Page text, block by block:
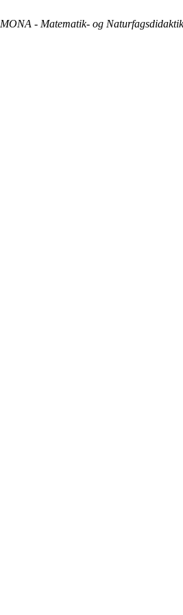
MONA - Matematik- og Naturfagsdidaktik